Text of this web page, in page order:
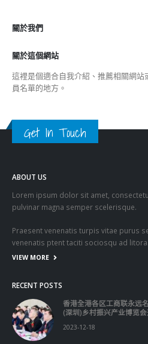
關於我們
關於這個網站
這裡是個適合自我介紹、推薦相關網
員名單的地方。
Get In Touch
ABOUT US
Lorem ipsum dolor sit amet,
pulvinar magna semper scelerisque.
Praesent venenatis turpis vitae purus
venenatis ptent taciti sociosqu ad
VIEW MORE
RECENT POSTS
香港全港各区工商联永远
(深圳)乡村振兴产业博览
2023-12-18